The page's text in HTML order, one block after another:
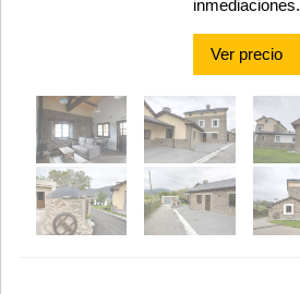
inmediaciones.
Ver precio